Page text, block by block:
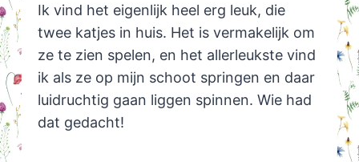
Ik vind het eigenlijk heel erg leuk, die
twee katjes in huis. Het is vermakelijk om
ze te zien spelen, en het allerleukste vind
ik als ze op mijn schoot springen en daar
luidruchtig gaan liggen spinnen. Wie had
dat gedacht!